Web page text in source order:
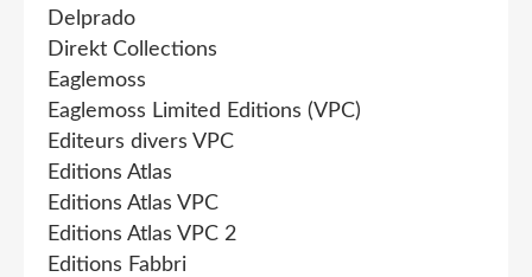
Delprado
Direkt Collections
Eaglemoss
Eaglemoss Limited Editions (VPC)
Editeurs divers VPC
Editions Atlas
Editions Atlas VPC
Editions Atlas VPC 2
Editions Fabbri